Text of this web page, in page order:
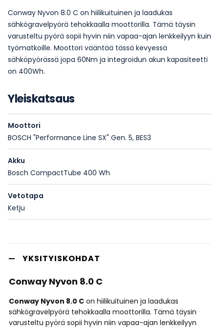
Conway Nyvon 8.0 C on hiilikuituinen ja laadukas
sähkögravelpyörä tehokkaalla moottorilla. Tämä täysin
varusteltu pyörä sopii hyvin niin vapaa-ajan lenkkeilyyn kuin
työmatkoille. Moottori vääntää tässä kevyessä
sähköpyörässä jopa 60Nm ja integroidun akun kapasiteetti
on 400Wh.
Yleiskatsaus
Moottori
BOSCH "Performance Line SX" Gen. 5, BES3
Akku
Bosch CompactTube 400 Wh
Vetotapa
Ketju
YKSITYISKOHDAT
Conway Nyvon 8.0 C
Conway Nyvon 8.0 C on hiilikuituinen ja laadukas
sähkögravelpyörä tehokkaalla moottorilla. Tämä täysin
varusteltu pyörä sopii hyvin niin vapaa-ajan lenkkeilyyn